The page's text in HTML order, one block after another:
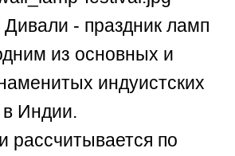
Дивали - праздник ламп
из основных и
индуистских
в Индии.
рассчитывается по